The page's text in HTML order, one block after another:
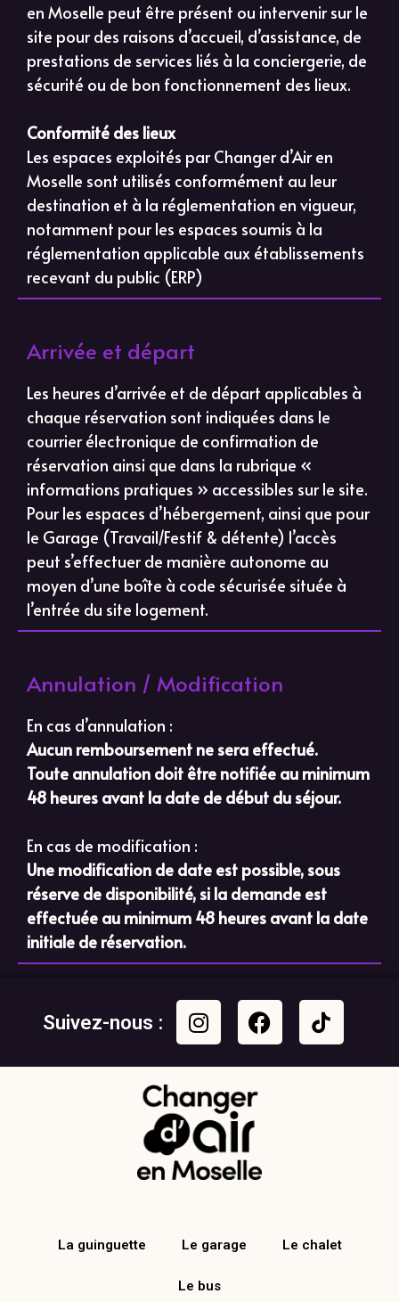
en Moselle peut être présent ou intervenir sur le
site pour des raisons d’accueil, d’assistance, de
prestations de services liés à la conciergerie, de
sécurité ou de bon fonctionnement des lieux.
Conformité des lieux
Les espaces exploités par Changer d’Air en
Moselle sont utilisés conformément au leur
destination et à la réglementation en vigueur,
notamment pour les espaces soumis à la
réglementation applicable aux établissements
recevant du public (ERP)
Arrivée et départ
Les heures d’arrivée et de départ applicables à
chaque réservation sont indiquées dans le
courrier électronique de confirmation de
réservation ainsi que dans la rubrique «
informations pratiques » accessibles sur le site.
Pour les espaces d’hébergement, ainsi que pour
le Garage (Travail/Festif & détente) l’accès
peut s’effectuer de manière autonome au
moyen d’une boîte à code sécurisée située à
l’entrée du site logement.
Annulation / Modification
En cas d’annulation :
Aucun remboursement ne sera effectué.
Toute annulation doit être notifiée au minimum
48 heures avant la date de début du séjour.
En cas de modification :
Une modification de date est possible, sous
réserve de disponibilité, si la demande est
effectuée au minimum 48 heures avant la date
initiale de réservation.
Suivez-nous :
La guinguette Le garage Le chalet
Le bus